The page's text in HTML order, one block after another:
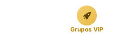
Grupos VIP